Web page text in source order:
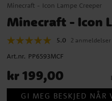
Minecraft - Icon Lampe Creeper
Minecraft - Icon
5.0 2 anmeldelser
Art.nr. PP6593MCF
Pris
:kr 199,00
kr 199,00
GI MEG BESKJED NÅR